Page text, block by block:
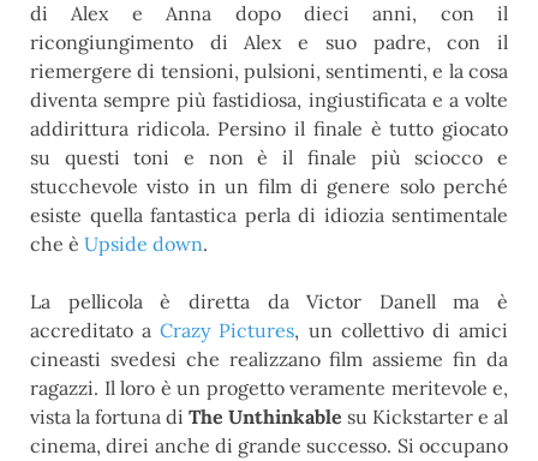
di Alex e Anna dopo dieci anni, con il
ricongiungimento di Alex e suo padre, con il
riemergere di tensioni, pulsioni, sentimenti, e la cosa
diventa sempre più fastidiosa, ingiustificata e a volte
addirittura ridicola. Persino il finale è tutto giocato
su questi toni e non è il finale più sciocco e
stucchevole visto in un film di genere solo perché
esiste quella fantastica perla di idiozia sentimentale
che è Upside down.
La pellicola è diretta da Victor Danell ma è
accreditato aCrazy Pictures, un collettivo di amici
cineasti svedesi che realizzano film assieme fin da
ragazzi. Il loro è un progetto veramente meritevole e,
vista la fortuna di The Unthinkable su Kickstarter e al
cinema, direi anche di grande successo. Si occupano